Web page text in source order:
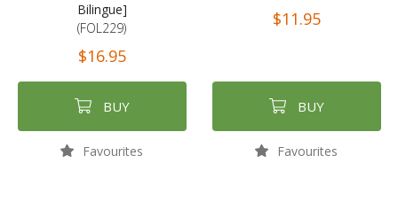
Bilingue]
(FOL229)
$16.95
BUY
Favourites
$11.95
BUY
Favourites